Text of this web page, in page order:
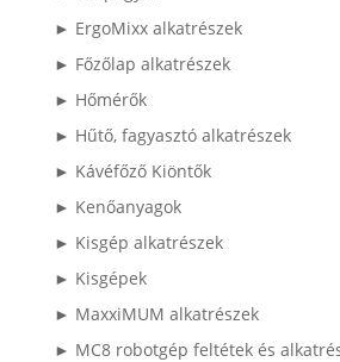
► ErgoMixx alkatrészek
► Főzőlap alkatrészek
► Hőmérők
► Hűtő, fagyasztó alkatrészek
► Kávéfőző Kiöntők
► Kenőanyagok
► Kisgép alkatrészek
► Kisgépek
► MaxxiMUM alkatrészek
► MC8 robotgép feltétek és